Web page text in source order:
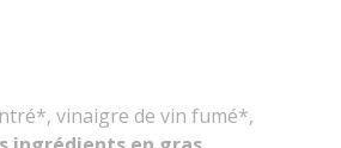
vinaigre de vin fumé*,